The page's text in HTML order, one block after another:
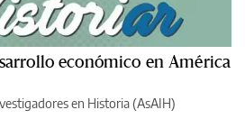
económico en América
en Historia (AsAIH)